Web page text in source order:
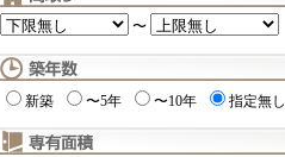
〜
新築 〜5年 〜10年 指定無し